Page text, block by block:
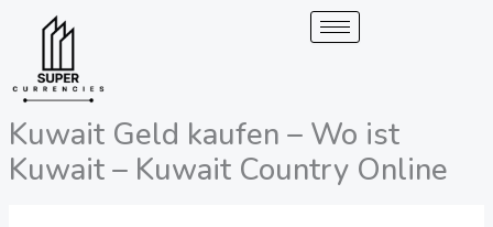
Überspringen
Kuwait Geld kaufen – Wo ist
Kuwait – Kuwait Country Online